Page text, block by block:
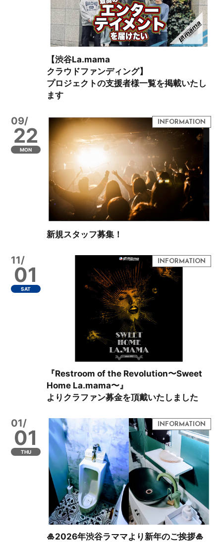
【渋谷La.mama
クラウドファンディング】
プロジェクトの支援者様一覧を掲載いたし
ます
09/
22
MON
新規スタッフ募集！
11/
01
SAT
『Restroom of the Revolution〜Sweet
Home La.mama〜』
よりクラファン募金を頂戴いたしました
01/
01
THU
🎍2026年渋谷ラママより新年のご挨拶🎍